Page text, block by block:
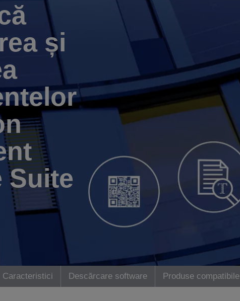
și
Suite
Caracteristici Descărcare software Produse compatibile